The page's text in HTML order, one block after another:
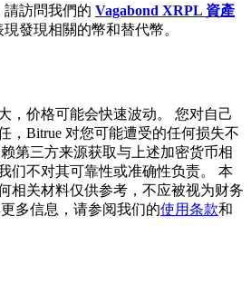
巔峰賽
USDT
訪問我們的 Vagabond XRPL 資產
現發現相關的幣和替代幣。
，价格可能会快速波动。 您对自己
，Bitrue 对您可能遭受的任何损失不
第三方来源获取与上述加密货币相
们不对其可靠性或准确性负责。 本
相关材料仅供参考，不应被视为财务
多信息，请参阅我们的使用条款和